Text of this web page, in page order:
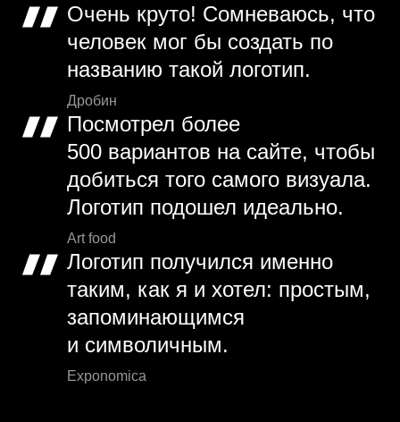
Очень круто! Сомневаюсь, что
человек мог бы создать по
названию такой логотип.
Дробин
Посмотрел более
500 вариантов на сайте, чтобы
добиться того самого визуала.
Логотип подошел идеально.
Art food
Логотип получился именно
таким, как я и хотел: простым,
запоминающимся
и символичным.
Exponomica